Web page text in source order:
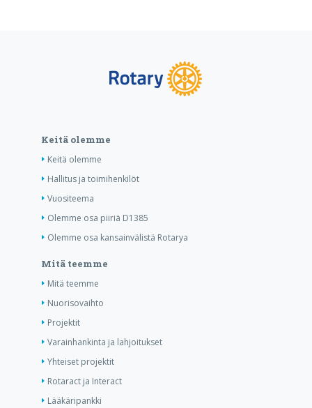
Keitä olemme
Keitä olemme
Hallitus ja toimihenkilöt
Vuositeema
Olemme osa piiriä D1385
Olemme osa kansainvälistä Rotarya
Mitä teemme
Mitä teemme
Nuorisovaihto
Projektit
Varainhankinta ja lahjoitukset
Yhteiset projektit
Rotaract ja Interact
Lääkäripankki